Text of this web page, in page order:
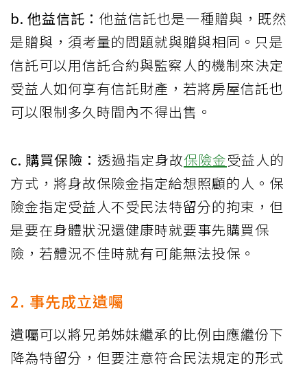
b. 他益信託： 他益信託也是一種贈與，既然
是贈與，須考量的問題就與贈與相同。只是
信託可以用信託合約與監察人的機制來決定
受益人如何享有信託財產，若將房屋信託也
可以限制多久時間內不得出售。
c. 購買保險： 透過指定身故保險金受益人的
方式，將身故保險金指定給想照顧的人。保
險金指定受益人不受民法特留分的拘束，但
是要在身體狀況還健康時就要事先購買保
險，若體況不佳時就有可能無法投保。
2. 事先成立遺囑
遺囑可以將兄弟姊妹繼承的比例由應繼份下
降為特留分，但要注意符合民法規定的形式